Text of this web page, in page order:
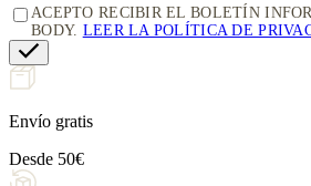
ACEPTO RECIBIR EL BOLETÍN
BODY. LEER LA POLÍTICA DE
Envío gratis
Desde 50€